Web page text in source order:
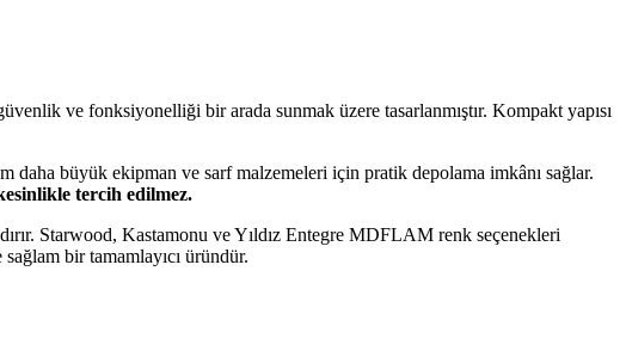
ve fonksiyonelliği bir arada sunmak üzere tasarlanmıştır. Kompakt yapısı
daha büyük ekipman ve sarf malzemeleri için pratik depolama imkânı sağlar.
tercih edilmez.
Starwood, Kastamonu ve Yıldız Entegre MDFLAM renk seçenekleri
bir tamamlayıcı üründür.